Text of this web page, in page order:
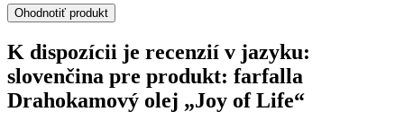
Ohodnotiť produkt
K dispozícii je recenzií v jazyku:
slovenčina pre produkt: farfalla
Drahokamový olej „Joy of Life“